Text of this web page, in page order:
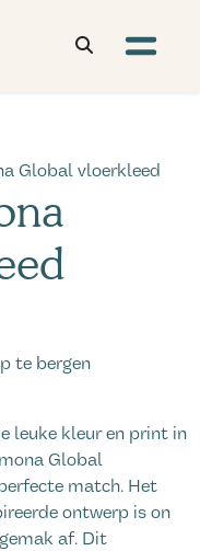
Global vloerkleed
te bergen
leuke kleur en print in
Global
match. Het
ontwerp is on
af. Dit